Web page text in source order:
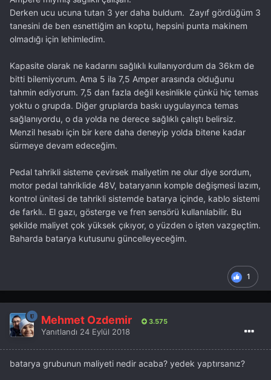
Derken ucu ucuna tutan 3 yer daha buldum. Zayıf gördüğüm 3
tanesini de ben esnettiğim an koptu, hepsini punta makinem
olmadığı için lehimledim.
Kapasite olarak ne kadarını sağlıklı kullanıyordum da 36km de
bitti bilemiyorum. Ama 5 ila 7,5 Amper arasında olduğunu
tahmin ediyorum. 7,5 dan fazla değil kesinlikle çünkü hiç temas
yoktu o grupda. Diğer gruplarda baskı uygulayınca temas
sağlanıyordu, o da yolda ne derece sağlıklı çalıştı belirsiz.
Menzil hesabı için bir kere daha deneyip yolda bitene kadar
sürmeye devam edeceğim.
Pedal tahrikli sisteme çevirsek maliyetim ne olur diye sordum,
motor pedal tahriklide 48V, bataryanın komple değişmesi lazım,
kontrol ünitesi de tahrikli sistemde batarya içinde, kablo sistemi
de farklı.. El gazı, gösterge ve fren sensörü kullanılabilir. Bu
şekilde maliyet çok yüksek çıkıyor, o yüzden o işten vazgeçtim.
Baharda batarya kutusunu güncelleyeceğim.
1
Mehmet Özdemir 3.575
Yanıtlandı 24 Eylül 2018
batarya grubunun maliyeti nedir acaba? yedek yaptırsanız?